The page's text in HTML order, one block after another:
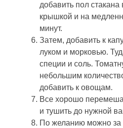
добавить пол
крышкой и на
минут.
Затем, добавить к
луком и морковью.
специи и соль.
небольшим
добавить к овощам.
Все хорошо
и тушить до нужной
По желанию можно за